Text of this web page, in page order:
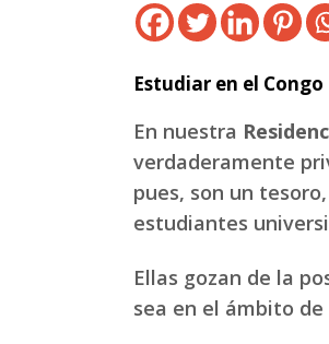
Estudiar en el Congo
En nuestra
verdaderamente
pues, son un
estudiantes
Ellas gozan de la
sea en el ámbito